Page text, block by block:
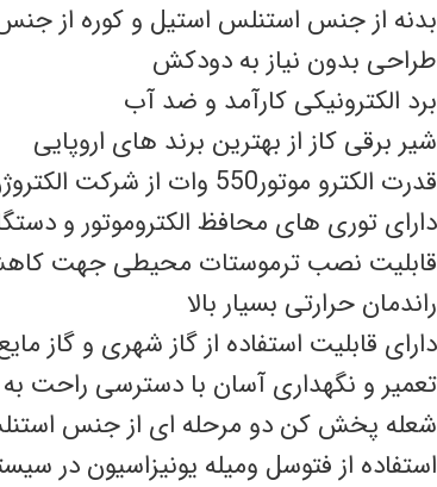
بدنه از جنس استنلس استیل و کوره از
طراحی بدون نیاز به دودکش
برد الکترونیکی کارآمد و ضد آب
شیر برقی کاز از بهترین برند های اروپایی
قدرت الکترو موتور550 وات از شرکت الکتروژن یا البرز
دارای توری های محافظ الکتروموتور و
قابلیت نصب ترموستات محیطی جهت
راندمان حرارتی بسیار بالا
دارای قابلیت استفاده از گاز شهری و گاز
تعمیر و نگهداری آسان با دسترسی راحت
شعله پخش کن دو مرحله ای از جنس
استفاده از فتوسل ومیله یونیزاسیون در